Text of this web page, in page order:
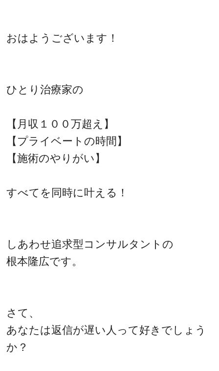
おはようございます！
ひとり治療家の
【月収１００万超え】
【プライベートの時間】
【施術のやりがい】
すべてを同時に叶える！
しあわせ追求型コンサルタントの
根本隆広です。
さて、
あなたは返信が遅い人って好きでしょう
か？